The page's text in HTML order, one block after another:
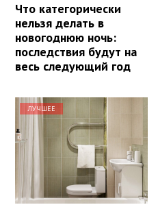
Что категорически
нельзя делать в
новогоднюю ночь:
последствия будут на
весь следующий год
ЛУЧШЕЕ